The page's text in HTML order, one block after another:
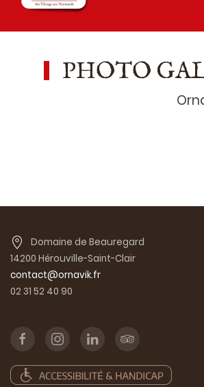
PHOTO
Domaine de Beauregard
14200 Hérouville-Saint-Clair
contact@ornavik.fr
02 31 52 40 90